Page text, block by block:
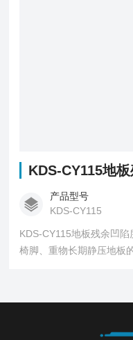
KDS-CY115地板残余
产品型号
KDS-CY115
KDS-CY115地板残余凹
椅脚、重物长期静压地板
弹、抗压痕性能越好。仪